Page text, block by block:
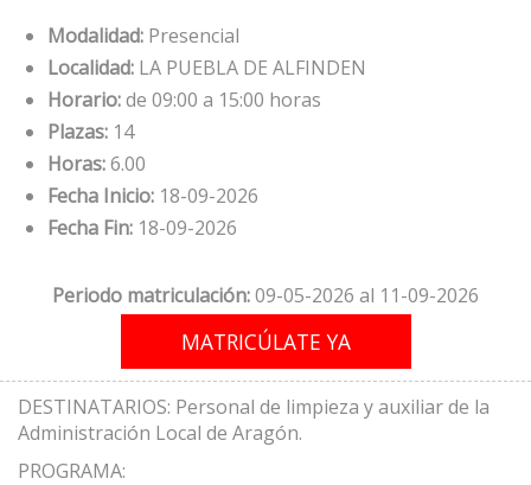
Modalidad: Presencial
Localidad: LA PUEBLA DE ALFINDEN
Horario:de 09:00 a 15:00 horas
Plazas: 14
Horas:6.00
Fecha Inicio: 18-09-2026
Fecha Fin: 18-09-2026
Periodo matriculación:09-05-2026 al 11-09-2026
DESTINATARIOS: Personal de limpieza y auxiliar de la
Administración Local de Aragón.
PROGRAMA: